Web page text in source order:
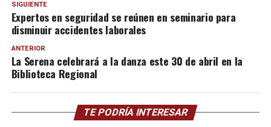
SIGUIENTE
Expertos en seguridad se reúnen en seminario para
disminuir accidentes laborales
ANTERIOR
La Serena celebrará a la danza este 30 de abril en la
Biblioteca Regional
TE PODRÍA INTERESAR